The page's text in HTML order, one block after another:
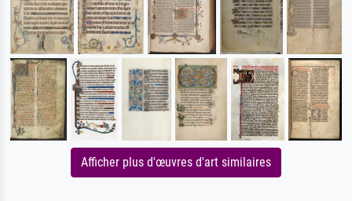
Afficher plus d'œuvres d'art similaires